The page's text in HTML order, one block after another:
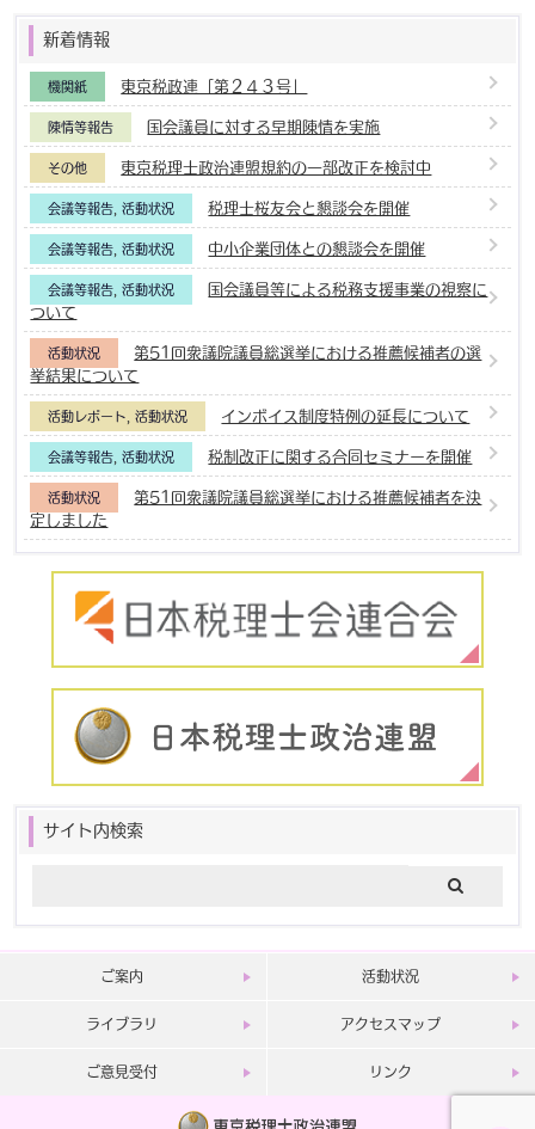
新着情報
機関紙 東京税政連「第２４３号」
陳情等報告 国会議員に対する早期陳情を実施
その他 東京税理士政治連盟規約の一部改正を検討中
会議等報告,活動状況 税理士桜友会と懇談会を開催
会議等報告,活動状況 中小企業団体との懇談会を開催
会議等報告,活動状況
国会議員等による税務支援事業の視察に
ついて
活動状況
第51回衆議院議員総選挙における推薦候補者の選
挙結果について
活動レポート,活動状況 インボイス制度特例の延長について
会議等報告,活動状況 税制改正に関する合同セミナーを開催
活動状況
第51回衆議院議員総選挙における推薦候補者を決
定しました
サイト内検索
ご案内 活動状況
ライブラリ アクセスマップ
ご意見受付 リンク